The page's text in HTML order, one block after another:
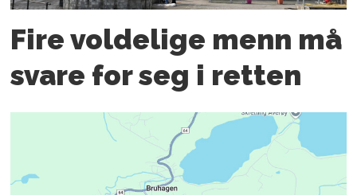
Fire voldelige menn må
svare for seg i retten